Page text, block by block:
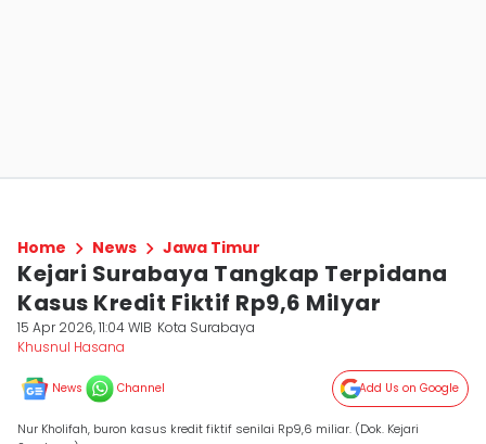
Home News Jawa Timur
Kejari Surabaya Tangkap Terpidana
Kasus Kredit Fiktif Rp9,6 Milyar
15 Apr 2026, 11:04 WIB Kota Surabaya
Khusnul Hasana
News Channel Add Us on Google
Nur Kholifah, buron kasus kredit fiktif senilai Rp9,6 miliar. (Dok. Kejari